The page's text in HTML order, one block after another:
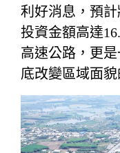
利好消息，預
投資金額高達
高速公路，更
底改變區域面貌